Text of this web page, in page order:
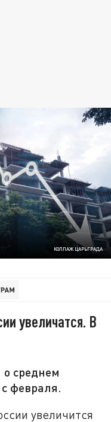
КОЛЛАЖ ЦАРЬГРАДА
увеличатся. В
о среднем
февраля.
увеличится